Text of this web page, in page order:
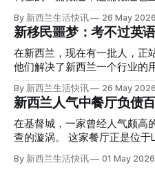
腰部对折，黑色胶带缠着头、
状。 两个10公斤的米袋装满了石头，用胶带死死缠在尸体
上。 死者是亚洲面孔的老年女性，头部、脸、胳膊都有钝器
伤，当时身穿一件“娟燕牌”内衣和黑色长
Operation Parade的案子，开始调查。 米袋泄露
关键，是两个米袋。这两个塑
园石头。 每个米袋上都有序列号。 警察一家家查，发现这批
米是在奥克兰北岸一家超市卖
趣： “精疲力尽的美国医生，正在离开美国，前往新西兰一座
偏远小镇。” “精疲力尽的美国医生”搬家新西兰 四年前，在加
州拉霍亚（La Jolla）一家医
Williams医生达到了崩溃的边缘。 患者人数激增、医疗
缺、医疗事故诉讼的威胁，以
（PTSD）。他的其中一位同事甚至
弃从医，但他不想再在美国行医了。 于是，他与38
Ellen Williams开始在欧洲寻找更好的选择
到了一封来自新西兰医疗招聘人员的信。 “虽
义。”现年39岁的加州人Brandon说道。 2024年
By 新西兰生活快讯 26 May 2026
新移民噩梦：考不过英
在新西兰，现在有一批人，正站在
他们解决了新西兰一个行业的
试，不得不在几年内离开这个国家。 一位移民的无
“如果我们真能考到那个分数，就
语，他们一直无法上岸 来自菲律宾的Ryan De Guzman，就是
这批人中的一员。 2023年，当他看到新西兰招聘海外公交司
机的信息时，几乎没有犹豫就提交了申请
年3月抵达奥克兰。 当时心里盘算着：努力工作两年，申请居
By 新西兰生活快讯 26 May 2026
新西兰人气中餐厅负债
在基督城，一家曾经人气颇高
查的漩涡。 这家餐厅正是位于Lincoln Rd的Maxine’s Palace。
其背后的公司已进入清算程序
引人关注的是——清算人目前无法
By 新西兰生活快讯 01 May 2026